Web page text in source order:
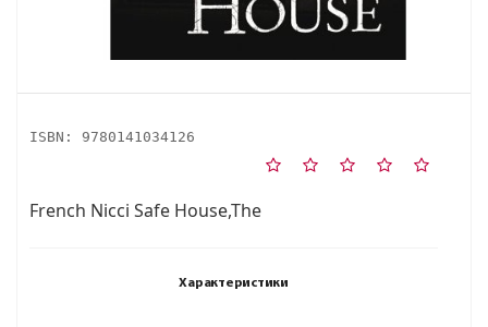
ISBN: 9780141034126
French Nicci Safe House,The
Характеристики